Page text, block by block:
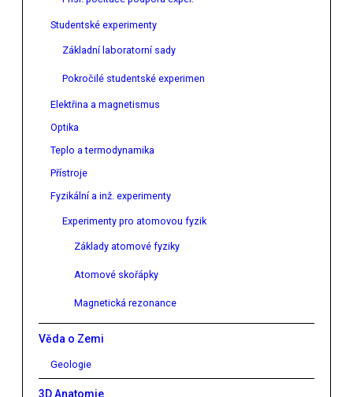
Studentské experimenty
Základní laboratorní sady
Pokročilé studentské experimen
Elektřina a magnetismus
Optika
Teplo a termodynamika
Přístroje
Fyzikální a inž. experimenty
Experimenty pro atomovou fyzik
Základy atomové fyziky
Atomové skořápky
Magnetická rezonance
Věda o Zemi
Geologie
3D Anatomie